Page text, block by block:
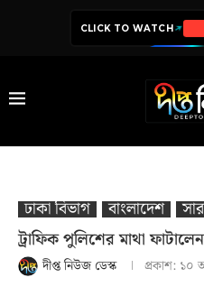
CLICK TO WATCH
ঢাকা বিভাগ বাংলাদেশ
ট্রাফিক পুলিশের মাথা
দীপ্ত নিউজ ডেস্ক প্রকাশ: ১০